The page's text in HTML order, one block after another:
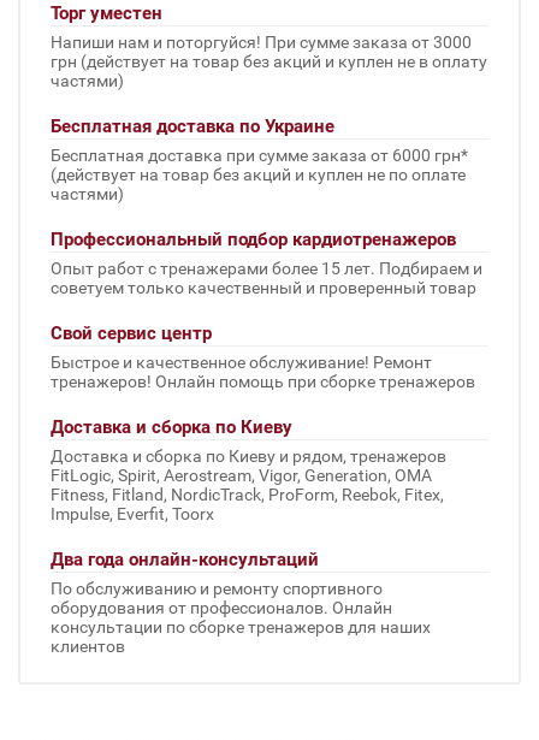
Торг уместен
Напиши нам и поторгуйся! При сумме заказа от 3000
грн (действует на товар без акций и куплен не в оплату
частями)
Бесплатная доставка по Украине
Бесплатная доставка при сумме заказа от 6000 грн*
(действует на товар без акций и куплен не по оплате
частями)
Профессиональный подбор кардиотренажеров
Опыт работ с тренажерами более 15 лет. Подбираем и
советуем только качественный и проверенный товар
Свой сервис центр
Быстрое и качественное обслуживание! Ремонт
тренажеров! Онлайн помощь при сборке тренажеров
Доставка и сборка по Киеву
Доставка и сборка по Киеву и рядом, тренажеров
FitLogic, Spirit, Aerostream, Vigor, Generation, OMA
Fitness, Fitland, NordicTrack, ProForm, Reebok, Fitex,
Impulse, Everfit, Toorx
Два года онлайн-консультаций
По обслуживанию и ремонту спортивного
оборудования от профессионалов. Онлайн
консультации по сборке тренажеров для наших
клиентов